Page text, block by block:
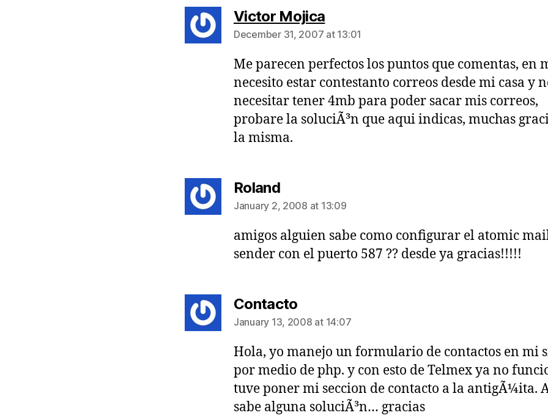
Victor Mojicasays:
December 31, 2007 at 13:01
Me parecen perfectos los puntos que comentas, en
necesito estar contestanto correos desde mi casa y
necesitar tener 4mb para poder sacar mis correos,
probare la soluciÃ³n que aqui indicas, muchas
la misma.
Rolandsays:
January 2, 2008 at 13:09
amigos alguien sabe como configurar el atomic
sender con el puerto 587 ?? desde ya gracias!!!!!
Contactosays:
January 13, 2008 at 14:07
Hola, yo manejo un formulario de contactos en mi
por medio de php. y con esto de Telmex ya no
tuve poner mi seccion de contacto a la antigÃ¼ita.
sabe alguna soluciÃ³n… gracias